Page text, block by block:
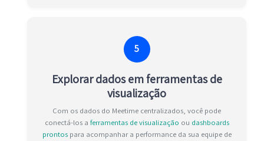
5
Explorar dados em ferramentas de
visualização
Com os dados do Meetime centralizados, você pode
conectá-los a ferramentas de visualização ou dashboards
prontospara acompanhar a performance da sua equipe de